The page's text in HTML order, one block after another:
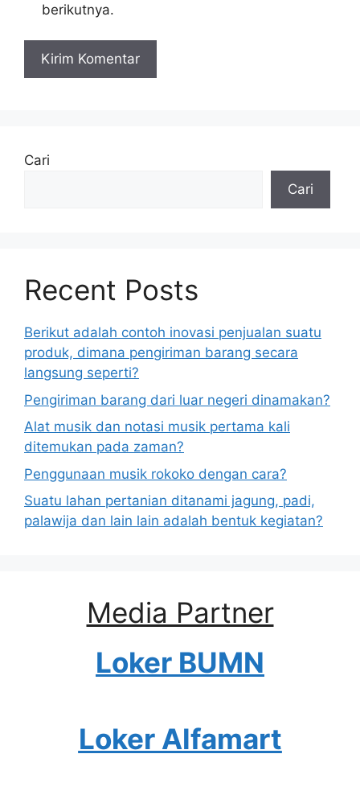
berikutnya.
Cari
Cari
Recent Posts
Berikut adalah contoh inovasi penjualan suatu
produk, dimana pengiriman barang secara
langsung seperti?
Pengiriman barang dari luar negeri dinamakan?
Alat musik dan notasi musik pertama kali
ditemukan pada zaman?
Penggunaan musik rokoko dengan cara?
Suatu lahan pertanian ditanami jagung, padi,
palawija dan lain lain adalah bentuk kegiatan?
Media Partner
Loker BUMN
Loker Alfamart